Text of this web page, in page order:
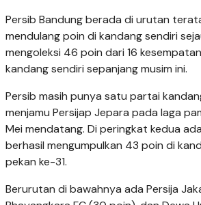
Persib Bandung berada di urutan
mendulang poin di kandang sendiri
mengoleksi 46 poin dari 16
kandang sendiri sepanjang musim ini.
Persib masih punya satu partai
menjamu Persijap Jepara pada laga
Mei mendatang. Di peringkat kedua
berhasil mengumpulkan 43 poin di
pekan ke-31.
Berurutan di bawahnya ada Persija